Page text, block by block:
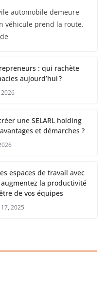
automobile demeure
véhicule prend la route.
: qui rachète
aujourd’hui ?
une SELARL holding
et démarches ?
espaces de travail avec
la productivité
de vos équipes
2025